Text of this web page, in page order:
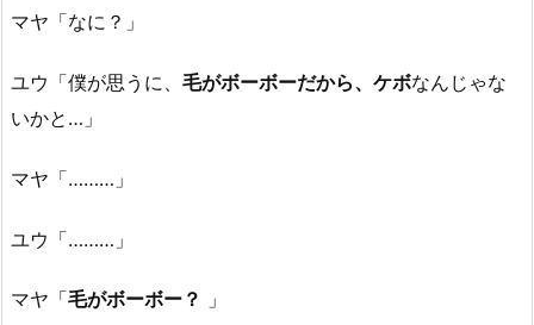
マヤ「なに？」
ユウ「僕が思うに、 毛がボーボーだから、ケボなんじゃな
いかと…」
マヤ「………」
ユウ「………」
マヤ「毛がボーボー？ 」